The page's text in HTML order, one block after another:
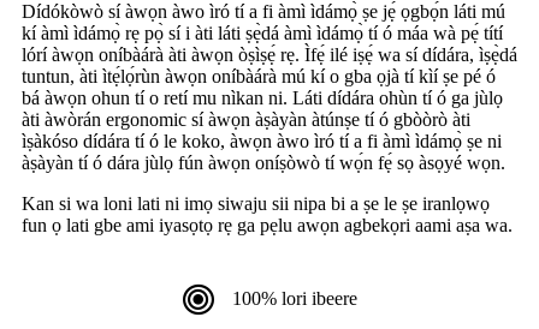
Dídókòwò sí àwọn àwo ìró tí a fi àmì ìdámọ̀ ṣe jẹ́ ọgbọ́n láti mú
kí àmì ìdámọ̀ rẹ pọ̀ sí i àti láti ṣẹ̀dá àmì ìdámọ̀ tí ó máa wà pẹ́ títí
lórí àwọn oníbàárà àti àwọn òṣìṣẹ́ rẹ. Ìfẹ́ ilé iṣẹ́ wa sí dídára, ìṣẹ̀dá
tuntun, àti ìtẹ́lọ́rùn àwọn oníbàárà mú kí o gba ọjà tí kìí ṣe pé ó
bá àwọn ohun tí o retí mu nìkan ni. Láti dídára ohùn tí ó ga jùlọ
àti àwòrán ergonomic sí àwọn àṣàyàn àtúnṣe tí ó gbòòrò àti
ìṣàkóso dídára tí ó le koko, àwọn àwo ìró tí a fi àmì ìdámọ̀ ṣe ni
àṣàyàn tí ó dára jùlọ fún àwọn oníṣòwò tí wọ́n fẹ́ sọ àsọyé wọn.
Kan si wa loni lati ni imọ siwaju sii nipa bi a ṣe le ṣe iranlọwọ
fun ọ lati gbe ami iyasọtọ rẹ ga pẹlu awọn agbekọri aami aṣa wa.
100% lori ibeere